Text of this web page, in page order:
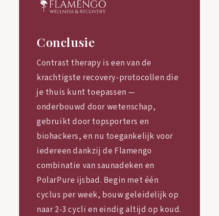
Conclusie
Contrast therapy is een van de
krachtigste recovery-protocollen die
je thuis kunt toepassen —
onderbouwd door wetenschap,
gebruikt door topsporters en
biohackers, en nu toegankelijk voor
iedereen dankzij de Flamengo
combinatie van saunadeken en
PolarPure ijsbad. Begin met één
cyclus per week, bouw geleidelijk op
naar 2-3 cycli en eindig altijd op koud.